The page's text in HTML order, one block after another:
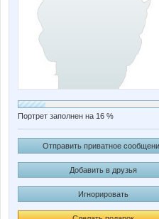
Портрет заполнен на 16 %
Отправить приватное
Добавить в друзья
Игнорировать